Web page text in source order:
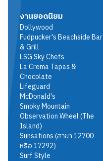
งานยอดนิยม
Dollywood
Fudpucker's Beachside Bar
& Grill
LSG Sky Chefs
La Crema Tapas &
Chocolate
Lifeguard
McDonald's
Smoky Mountain
Observation Wheel (The
Island)
Sunsations (สาขา 12700
หรือ 17292)
Surf Style